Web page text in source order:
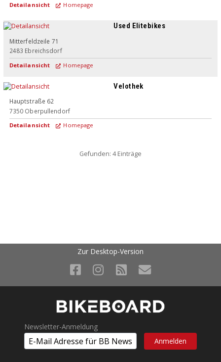
Detailansicht Homepage
Used Elitebikes
Mitterfeldzeile 71
2483 Ebreichsdorf
Detailansicht Homepage
Velothek
Hauptstraße 62
7350 Oberpullendorf
Detailansicht Homepage
Gefunden: 4 Einträge
Zur Desktop-Version
Newsletter-Anmeldung